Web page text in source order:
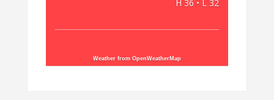
H 36 • L 32
Weather from OpenWeatherMap